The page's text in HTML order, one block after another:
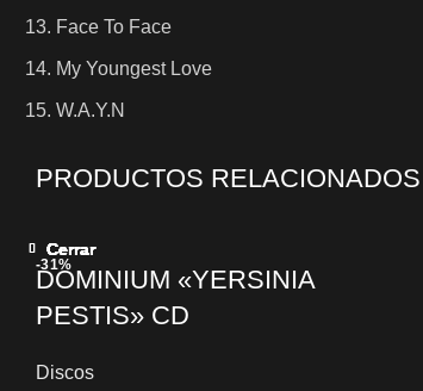
Face To Face
My Youngest Love
W.A.Y.N
PRODUCTOS RELACIONADOS
-31%
Cerrar
DOMINIUM «YERSINIA
PESTIS» CD
Discos
Cerrar
Cerrar
Cerrar
Cerrar
Cerrar
Cerrar
Cerrar